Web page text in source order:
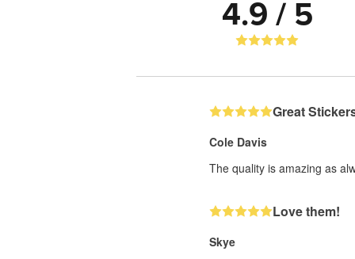
4.9 / 5
Great
Cole Davis
The quality is amazing as
Love them!
Skye